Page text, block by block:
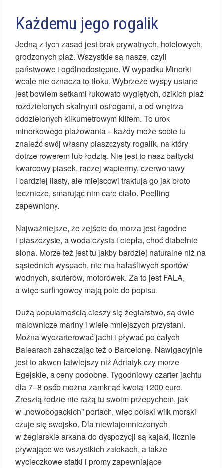
Każdemu jego rogalik
Jedną z tych zasad jest brak prywatnych, hotelowych,
grodzonych plaż. Wszystkie są nasze, czyli
państwowe i ogólnodostępne. W wypadku Minorki
wcale nie oznacza to tłoku. Wybrzeże wyspy usiane
jest bowiem setkami łukowato wygiętych, dzikich plaż
rozdzielonych skalnymi ostrogami, a od wnętrza
oddzielonych kilkumetrowym klifem. To urok
minorkowego plażowania – każdy może sobie tu
znaleźć swój własny piaszczysty rogalik, na który
dotrze rowerem lub łodzią. Nie jest to nasz bałtycki
kwarcowy piasek, raczej wapienny, czerwonawy
i bardziej ilasty, ale miejscowi traktują go jak błoto
lecznicze, smarując nim całe ciało. Peelling
zapewniony.
Najważniejsze, że zejście do morza jest łagodne
i piaszczyste, a woda czysta i ciepła, choć diabelnie
słona. Morze też jest tu jakby bardziej naturalne niż na
sąsiednich wyspach, nie ma hałaśliwych sportów
wodnych, skuterów, motorówek. Za to jest FALA,
a więc surfingowcy mają pole do popisu.
Dużą popularnością cieszy się żeglarstwo, są dwie
malownicze mariny i wiele mniejszych przystani.
Można wyczarterować jacht i pływać po całych
Balearach zahaczając też o Barcelonę. Nawigacyjnie
jest to akwen łatwiejszy niż Adriatyk czy morze
Egejskie, a ceny podobne. Tygodniowy czarter jachtu
dla 7–8 osób można zamknąć kwotą 1200 euro.
Zresztą łodzie nie rażą tu swoim przepychem, jak
w „nowobogackich” portach, więc polski wilk morski
czuje się swojsko. Dla niewtajemniczonych
w żeglarskie arkana do dyspozycji są kajaki, licznie
pływające we wszystkich zatokach, a także
wycieczkowe statki i promy zapewniające